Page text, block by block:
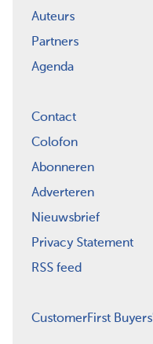
Auteurs
Partners
Agenda
Contact
Colofon
Abonneren
Adverteren
Nieuwsbrief
Privacy Statement
RSS feed
CustomerFirst